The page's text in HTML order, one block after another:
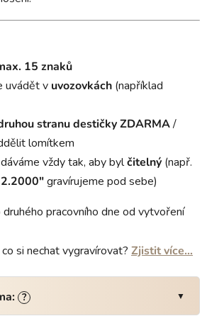
15 znaků
uvádět v uvozovkách (například
stranu destičkyZDARMA/
lomítkem
dáváme vždy tak, aby bylčitelný (např.
gravírujeme pod sebe)
druhého pracovního dne od vytvoření
co si nechat vygravírovat? Zjistit více…
?